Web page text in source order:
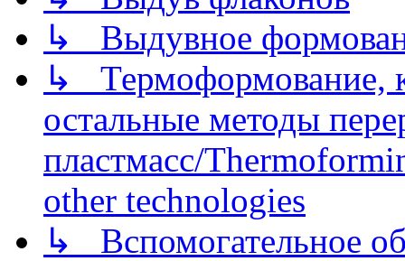
↳ Выдувное
↳ Термоформование,
остальные методы
пластмасс/
other technologies
↳ Вспомогательное